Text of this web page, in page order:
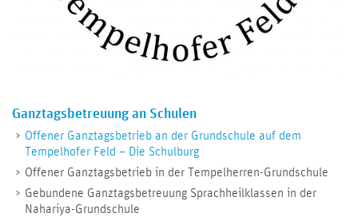
Ganztagsbetreuung an Schulen
Offener Ganztagsbetrieb an der Grundschule auf dem
Tempelhofer Feld – Die Schulburg
Offener Ganztagsbetrieb in der Tempelherren-Grundschule
Gebundene Ganztagsbetreuung Sprachheilklassen in der
Nahariya-Grundschule